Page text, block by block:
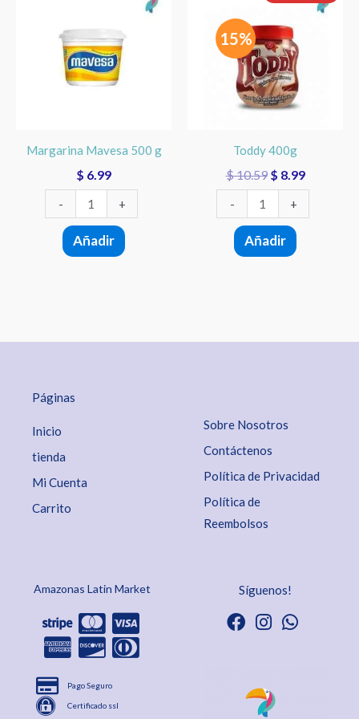
Margarina Mavesa 500 g
$ 6.99
-
500
cantidad
+
Añadir
15%
Toddy 400g
$10.59
era:
$ 10.59.
$ 8.99
actual
-
cantidad
+
Añadir
Páginas
Inicio
tienda
Mi Cuenta
Carrito
Sobre Nosotros
Contáctenos
Política de Privacidad
Política de
Reembolsos
Amazonas Latin Market
Pago Seguro
Certificado ssl
Síguenos!